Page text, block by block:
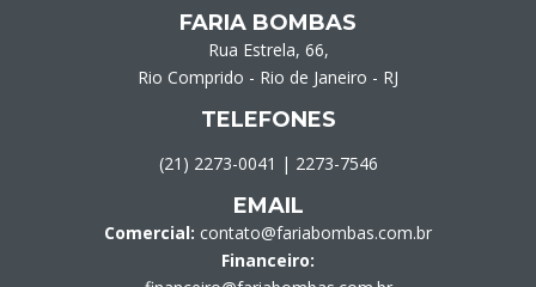
FARIA BOMBAS
Rua Estrela, 66,
Rio Comprido - Rio de Janeiro - RJ
TELEFONES
(21) 2273-0041 | 2273-7546
EMAIL
Comercial: contato@fariabombas.com.br
Financeiro: